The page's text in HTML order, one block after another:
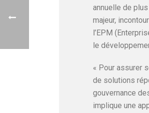
annuelle de
majeur,
l’EPM
le
« Pour assurer
de solutions
gouvernance
implique une